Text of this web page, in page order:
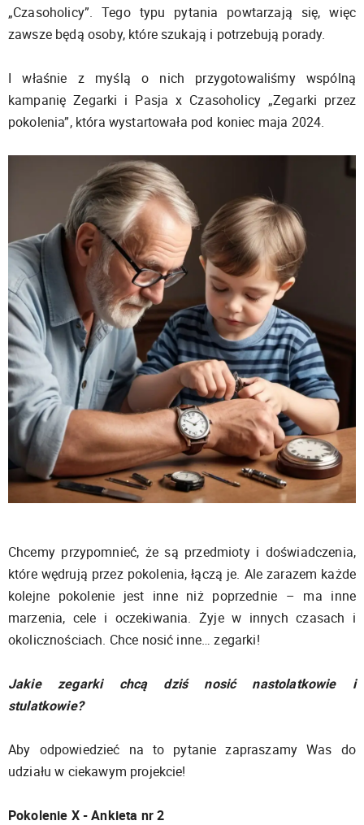
„Czasoholicy”. Tego typu pytania powtarzają się, więc
zawsze będą osoby, które szukają i potrzebują porady.
I właśnie z myślą o nich przygotowaliśmy wspólną
kampanię Zegarki i Pasja x Czasoholicy „Zegarki przez
pokolenia”, która wystartowała pod koniec maja 2024.
Chcemy przypomnieć, że są przedmioty i doświadczenia,
które wędrują przez pokolenia, łączą je. Ale zarazem każde
kolejne pokolenie jest inne niż poprzednie – ma inne
marzenia, cele i oczekiwania. Żyje w innych czasach i
okolicznościach. Chce nosić inne… zegarki!
Jakie zegarki chcą dziś nosić nastolatkowie i
stulatkowie?
Aby odpowiedzieć na to pytanie zapraszamy Was do
udziału w ciekawym projekcie!
Pokolenie X - Ankieta nr 2